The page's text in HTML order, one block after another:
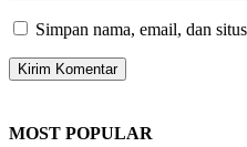
Simpan nama, email, dan
MOST POPULAR